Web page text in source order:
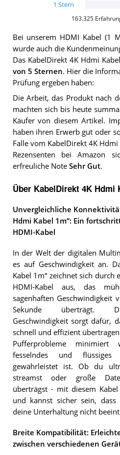
1 Stern
163.325
Bei unserem HDMI Kabel (1
wurde auch die
Das KabelDirekt 4K Hdmi
von 5 Sternen. Hier die
Prüfung ergeben haben:
Die Arbeit, das Produkt nach
machten sich bis heute
Käufer von diesem Artikel.
haben ihren Erwerb gut oder
Falle vom KabelDirekt 4K
Rezensenten bei Amazon
erfreuliche Note Sehr Gut.
Über KabelDirekt 4K Hdmi
Unvergleichliche
Hdmi Kabel 1m“: Ein
HDMI-Kabel
In der Welt der digitalen
es auf Geschwindigkeit an.
Kabel 1m“ zeichnet sich durch
HDMI-Kabel aus, das
sagenhaften
Sekunde überträgt.
Geschwindigkeit sorgt dafür,
schnell und effizient
Pufferprobleme
fesselndes und flüssiges
gewährleistet ist. Ob du
streamst oder große
überträgst - mit diesem
und kannst sicher sein,
deine Unterhaltung nicht
Breite Kompatibilität:
zwischen verschiedenen